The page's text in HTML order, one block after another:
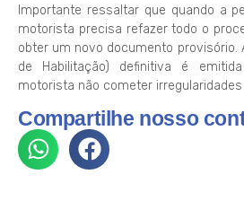
Importante ressaltar que quando a
motorista precisa refazer todo o
obter um novo documento provisório.
de Habilitação) definitiva é
motorista não cometer
Compartilhe nosso